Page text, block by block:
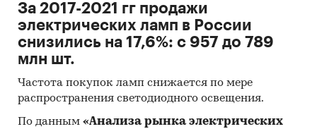
За 2017-2021 гг продажи
электрических ламп в России
снизились на 17,6%: с 957 до 789
млн шт.
Частота покупок ламп снижается по мере
распространения светодиодного освещения.
По данным «Анализа рынка электрических